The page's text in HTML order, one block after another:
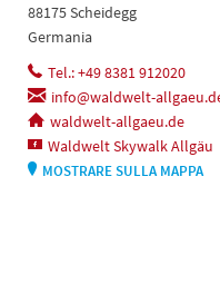
88175 Scheidegg
Germania
Tel.: +49 8381 912020
info@waldwelt-
waldwelt-allgaeu.de
Waldwelt Skywalk Allgäu
MOSTRARE SULLA MAPPA